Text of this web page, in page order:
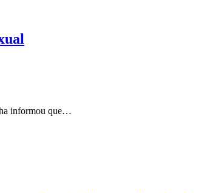
informou que…